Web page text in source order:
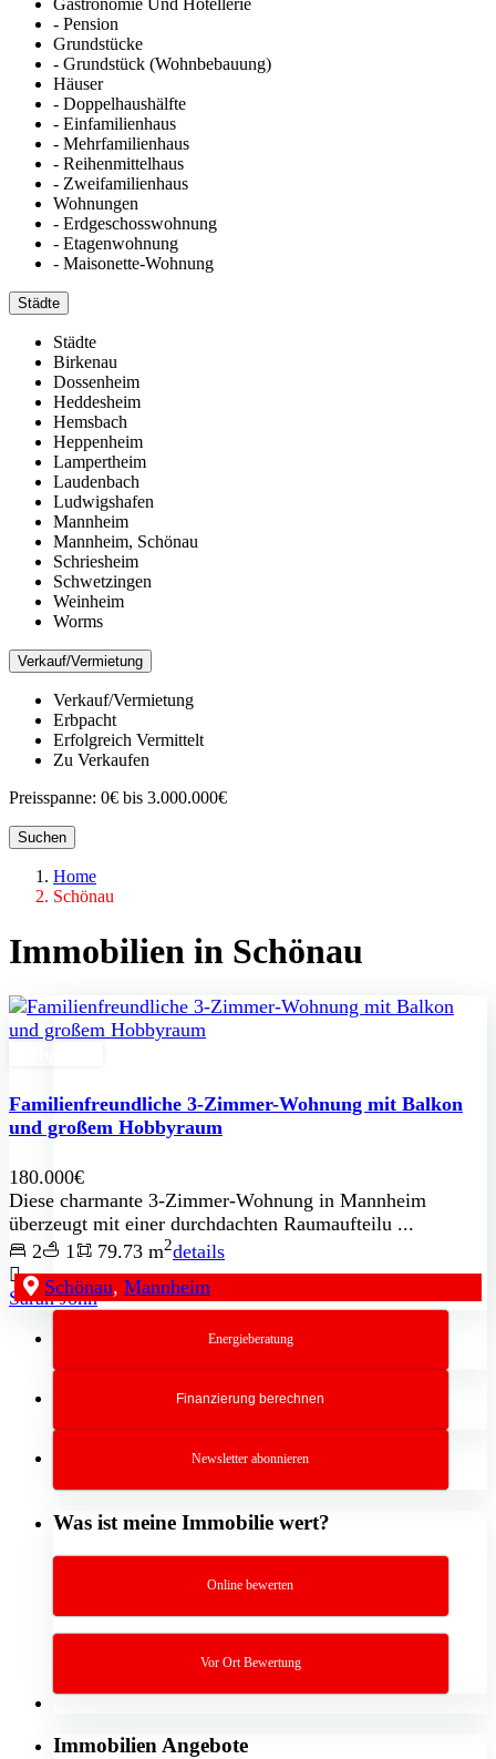
Gastronomie Und Hotellerie
- Pension
Grundstücke
- Grundstück (Wohnbebauung)
Häuser
- Doppelhaushälfte
- Einfamilienhaus
- Mehrfamilienhaus
- Reihenmittelhaus
- Zweifamilienhaus
Wohnungen
- Erdgeschosswohnung
- Etagenwohnung
- Maisonette-Wohnung
Städte
Städte
Birkenau
Dossenheim
Heddesheim
Hemsbach
Heppenheim
Lampertheim
Laudenbach
Ludwigshafen
Mannheim
Mannheim, Schönau
Schriesheim
Schwetzingen
Weinheim
Worms
Verkauf/Vermietung
Verkauf/Vermietung
Erbpacht
Erfolgreich Vermittelt
Zu Verkaufen
Preisspanne: 0€ bis 3.000.000€
Suchen
Home
Schönau
Immobilien in Schönau
Schönau, Mannheim
Familienfreundliche 3-Zimmer-Wohnung mit Balkon
und großem Hobbyraum
180.000€
Diese charmante 3-Zimmer-Wohnung in Mannheim
überzeugt mit einer durchdachten Raumaufteilu ...
2
1 79.73 m2details
Sarah John
Energieberatung
Finanzierung berechnen
Newsletter abonnieren
Was ist meine Immobilie wert?
Online bewerten
Vor Ort Bewertung
Immobilien Angebote